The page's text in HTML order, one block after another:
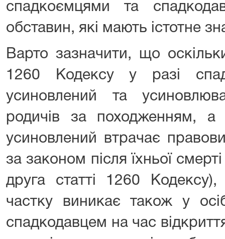
спадкоємцями та
обставин, які мають істотне
Варто зазначити, що
1260 Кодексу у разі
усиновлений та
родичів за походженням,
усиновлений втрачає
за законом після їхньої
друга статті 1260
частку виникає також у
спадкодавцем на час